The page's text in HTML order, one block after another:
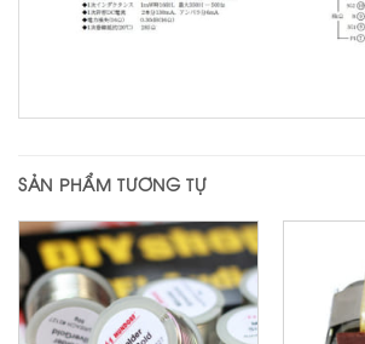
SẢN PHẨM TƯƠNG TỰ